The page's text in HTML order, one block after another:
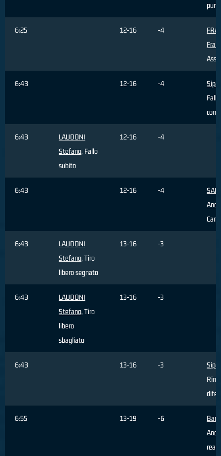
punti
6:25 12-16 -4
6:43 12-16 -4
Fallo
6:43
LAUDONI
Stefano, Fallo
subito
12-16 -4
6:43 12-16 -4
6:43
LAUDONI
Stefano, Tiro
libero segnato
13-16 -3
6:43
LAUDONI
Stefano, Tiro
libero
sbagliato
13-16 -3
6:43 13-16 -3
6:55 13-19 -6